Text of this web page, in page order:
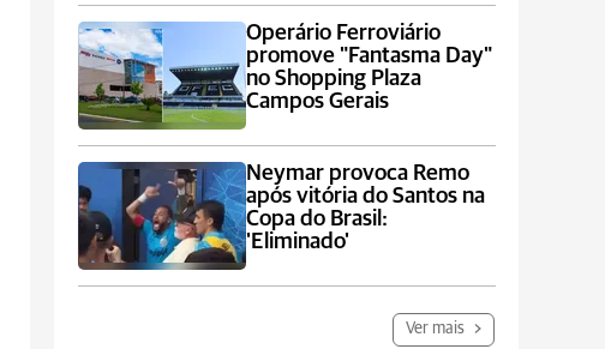
Operário Ferroviário
promove "Fantasma Day"
no Shopping Plaza
Campos Gerais
Neymar provoca Remo
após vitória do Santos na
Copa do Brasil:
'Eliminado'
Ver mais